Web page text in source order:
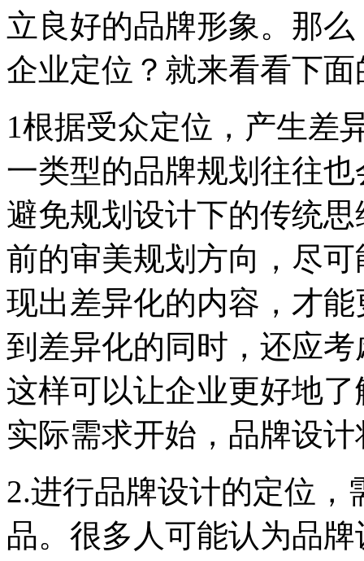
立良好的品牌形象。那
企业定位？就来看看下
1根据受众定位，产生差
一类型的品牌规划往往
避免规划设计下的传统
前的审美规划方向，尽
现出差异化的内容，才
到差异化的同时，还应
这样可以让企业更好地
实际需求开始，品牌设
2.进行品牌设计的定位
品。很多人可能认为品